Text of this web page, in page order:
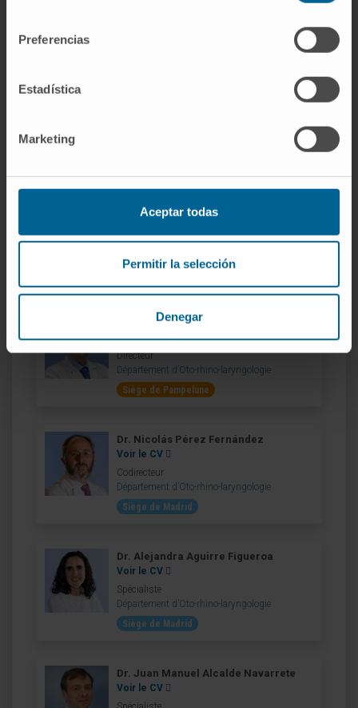
Preferencias
Estadística
Marketing
Aceptar todas
Permitir la selección
Denegar
Avec la sécurité et la garantie d’un hôpital de
Notre équipe de
professionnels
Dr. Francisco Javier Cervera Paz
Voir le CV
Directeur
Département d’Oto-rhino-laryngologie
Siège de Pampelune
Dr. Nicolás Pérez Fernández
Voir le CV
Codirecteur
Département d’Oto-rhino-laryngologie
Siège de Madrid
Dr. Alejandra Aguirre Figueroa
Voir le CV
Spécialiste
Département d’Oto-rhino-laryngologie
Siège de Madrid
Dr. Juan Manuel Alcalde Navarrete
Voir le CV